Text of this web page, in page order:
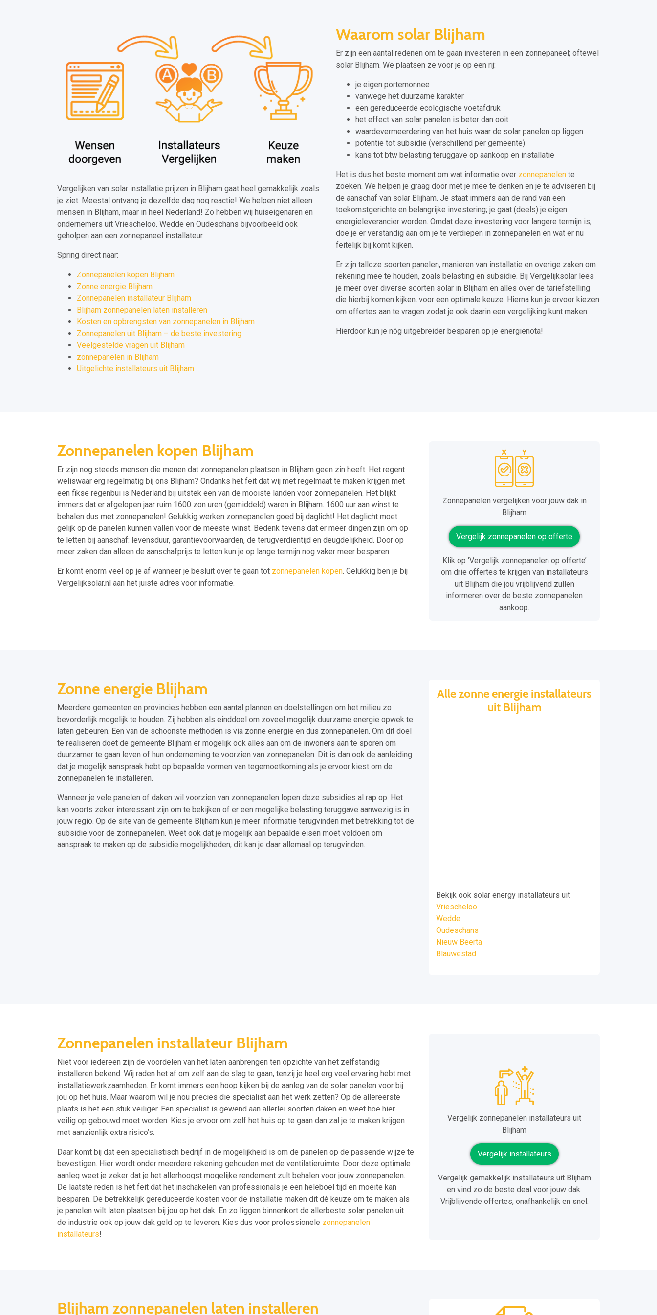
Vergelijken van solar installatie prijzen in Blijham gaat heel gemakkelijk zoals
je ziet. Meestal ontvang je dezelfde dag nog reactie! We helpen niet alleen
mensen in Blijham, maar in heel Nederland! Zo hebben wij huiseigenaren en
ondernemers uit Vriescheloo, Wedde en Oudeschans bijvoorbeeld ook
geholpen aan een zonnepaneel installateur.
Spring direct naar:
Zonnepanelen kopen Blijham
Zonne energie Blijham
Zonnepanelen installateur Blijham
Blijham zonnepanelen laten installeren
Kosten en opbrengsten van zonnepanelen in Blijham
Zonnepanelen uit Blijham – de beste investering
Veelgestelde vragen uit Blijham
zonnepanelen in Blijham
Uitgelichte installateurs uit Blijham
Waarom solar Blijham
Er zijn een aantal redenen om te gaan investeren in een zonnepaneel; oftewel
solar Blijham. We plaatsen ze voor je op een rij:
je eigen portemonnee
vanwege het duurzame karakter
een gereduceerde ecologische voetafdruk
het effect van solar panelen is beter dan ooit
waardevermeerdering van het huis waar de solar panelen op liggen
potentie tot subsidie (verschillend per gemeente)
kans tot btw belasting teruggave op aankoop en installatie
Het is dus het beste moment om wat informatie over zonnepanelen te
zoeken. We helpen je graag door met je mee te denken en je te adviseren bij
de aanschaf van solar Blijham. Je staat immers aan de rand van een
toekomstgerichte en belangrijke investering; je gaat (deels) je eigen
energieleverancier worden. Omdat deze investering voor langere termijn is,
doe je er verstandig aan om je te verdiepen in zonnepanelen en wat er nu
feitelijk bij komt kijken.
Er zijn talloze soorten panelen, manieren van installatie en overige zaken om
rekening mee te houden, zoals belasting en subsidie. Bij Vergelijksolar lees
je meer over diverse soorten solar in Blijham en alles over de tariefstelling
die hierbij komen kijken, voor een optimale keuze. Hierna kun je ervoor kiezen
om offertes aan te vragen zodat je ook daarin een vergelijking kunt maken.
Hierdoor kun je nóg uitgebreider besparen op je energienota!
Zonnepanelen kopen Blijham
Er zijn nog steeds mensen die menen dat zonnepanelen plaatsen in Blijham geen zin heeft. Het regent
weliswaar erg regelmatig bij ons Blijham? Ondanks het feit dat wij met regelmaat te maken krijgen met
een fikse regenbui is Nederland bij uitstek een van de mooiste landen voor zonnepanelen. Het blijkt
immers dat er afgelopen jaar ruim 1600 zon uren (gemiddeld) waren in Blijham. 1600 uur aan winst te
behalen dus met zonnepanelen! Gelukkig werken zonnepanelen goed bij daglicht! Het daglicht moet
gelijk op de panelen kunnen vallen voor de meeste winst. Bedenk tevens dat er meer dingen zijn om op
te letten bij aanschaf: levensduur, garantievoorwaarden, de terugverdientijd en deugdelijkheid. Door op
meer zaken dan alleen de aanschafprijs te letten kun je op lange termijn nog vaker meer besparen.
Er komt enorm veel op je af wanneer je besluit over te gaan tot zonnepanelen kopen. Gelukkig ben je bij
Vergelijksolar.nl aan het juiste adres voor informatie.
Zonnepanelen vergelijken voor jouw dak in
Blijham
Vergelijk zonnepanelen op offerte
Klik op ‘Vergelijk zonnepanelen op offerte’
om drie offertes te krijgen van installateurs
uit Blijham die jou vrijblijvend zullen
informeren over de beste zonnepanelen
aankoop.
Zonne energie Blijham
Meerdere gemeenten en provincies hebben een aantal plannen en doelstellingen om het milieu zo
bevorderlijk mogelijk te houden. Zij hebben als einddoel om zoveel mogelijk duurzame energie opwek te
laten gebeuren. Een van de schoonste methoden is via zonne energie en dus zonnepanelen. Om dit doel
te realiseren doet de gemeente Blijham er mogelijk ook alles aan om de inwoners aan te sporen om
duurzamer te gaan leven of hun onderneming te voorzien van zonnepanelen. Dit is dan ook de aanleiding
dat je mogelijk aanspraak hebt op bepaalde vormen van tegemoetkoming als je ervoor kiest om de
zonnepanelen te installeren.
Wanneer je vele panelen of daken wil voorzien van zonnepanelen lopen deze subsidies al rap op. Het
kan voorts zeker interessant zijn om te bekijken of er een mogelijke belasting teruggave aanwezig is in
jouw regio. Op de site van de gemeente Blijham kun je meer informatie terugvinden met betrekking tot de
subsidie voor de zonnepanelen. Weet ook dat je mogelijk aan bepaalde eisen moet voldoen om
aanspraak te maken op de subsidie mogelijkheden, dit kan je daar allemaal op terugvinden.
Alle zonne energie installateurs
uit Blijham
Bekijk ook solar energy installateurs uit
Vriescheloo
Wedde
Oudeschans
Nieuw Beerta
Blauwestad
Zonnepanelen installateur Blijham
Niet voor iedereen zijn de voordelen van het laten aanbrengen ten opzichte van het zelfstandig
installeren bekend. Wij raden het af om zelf aan de slag te gaan, tenzij je heel erg veel ervaring hebt met
installatiewerkzaamheden. Er komt immers een hoop kijken bij de aanleg van de solar panelen voor bij
jou op het huis. Maar waarom wil je nou precies die specialist aan het werk zetten? Op de allereerste
plaats is het een stuk veiliger. Een specialist is gewend aan allerlei soorten daken en weet hoe hier
veilig op gebouwd moet worden. Kies je ervoor om zelf het huis op te gaan dan zal je te maken krijgen
met aanzienlijk extra risico’s.
Daar komt bij dat een specialistisch bedrijf in de mogelijkheid is om de panelen op de passende wijze te
bevestigen. Hier wordt onder meerdere rekening gehouden met de ventilatieruimte. Door deze optimale
aanleg weet je zeker dat je het allerhoogst mogelijke rendement zult behalen voor jouw zonnepanelen.
De laatste reden is het feit dat het inschakelen van professionals je een heleboel tijd en moeite kan
besparen. De betrekkelijk gereduceerde kosten voor de installatie maken dit dé keuze om te maken als
je panelen wilt laten plaatsen bij jou op het dak. En zo liggen binnenkort de allerbeste solar panelen uit
de industrie ook op jouw dak geld op te leveren. Kies dus voor professionele zonnepanelen
installateurs!
Vergelijk zonnepanelen installateurs uit
Blijham
Vergelijk installateurs
Vergelijk gemakkelijk installateurs uit Blijham
en vind zo de beste deal voor jouw dak.
Vrijblijvende offertes, onafhankelijk en snel.
Blijham zonnepanelen laten installeren